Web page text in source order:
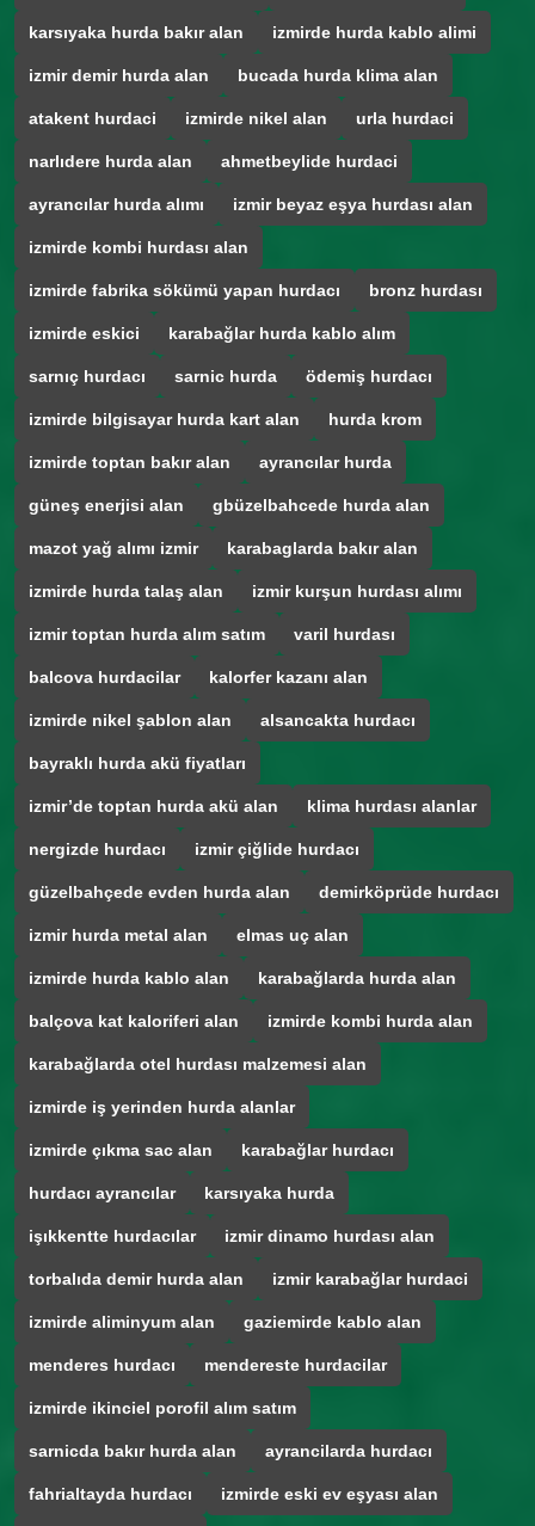
karsıyaka hurda bakır alan izmirde hurda kablo alimi
izmir demir hurda alan bucada hurda klima alan
atakent hurdaci izmirde nikel alan urla hurdaci
narlıdere hurda alan ahmetbeylide hurdaci
ayrancılar hurda alımı izmir beyaz eşya hurdası alan
izmirde kombi hurdası alan
izmirde fabrika sökümü yapan hurdacı bronz hurdası
izmirde eskici karabağlar hurda kablo alım
sarnıç hurdacı sarnic hurda ödemiş hurdacı
izmirde bilgisayar hurda kart alan hurda krom
izmirde toptan bakır alan ayrancılar hurda
güneş enerjisi alan gbüzelbahcede hurda alan
mazot yağ alımı izmir karabaglarda bakır alan
izmirde hurda talaş alan izmir kurşun hurdası alımı
izmir toptan hurda alım satım varil hurdası
balcova hurdacilar kalorfer kazanı alan
izmirde nikel şablon alan alsancakta hurdacı
bayraklı hurda akü fiyatları
izmir’de toptan hurda akü alan klima hurdası alanlar
nergizde hurdacı izmir çiğlide hurdacı
güzelbahçede evden hurda alan demirköprüde hurdacı
izmir hurda metal alan elmas uç alan
izmirde hurda kablo alan karabağlarda hurda alan
balçova kat kaloriferi alan izmirde kombi hurda alan
karabağlarda otel hurdası malzemesi alan
izmirde iş yerinden hurda alanlar
izmirde çıkma sac alan karabağlar hurdacı
hurdacı ayrancılar karsıyaka hurda
işıkkentte hurdacılar izmir dinamo hurdası alan
torbalıda demir hurda alan izmir karabağlar hurdaci
izmirde aliminyum alan gaziemirde kablo alan
menderes hurdacı mendereste hurdacilar
izmirde ikinciel porofil alım satım
sarnicda bakır hurda alan ayrancilarda hurdacı
fahrialtayda hurdacı izmirde eski ev eşyası alan